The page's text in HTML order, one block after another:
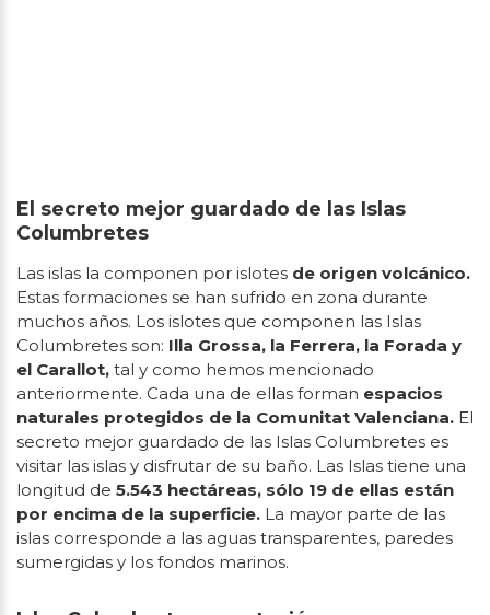
El secreto mejor guardado de las Islas
Columbretes
Las islas la componen por islotes de origen volcánico.
Estas formaciones se han sufrido en zona durante
muchos años. Los islotes que componen las Islas
Columbretes son: Illa Grossa, la Ferrera, la Forada y
el Carallot, tal y como hemos mencionado
anteriormente. Cada una de ellas forman espacios
naturales protegidos de la Comunitat Valenciana. El
secreto mejor guardado de las Islas Columbretes es
visitar las islas y disfrutar de su baño. Las Islas tiene una
longitud de 5.543 hectáreas, sólo 19 de ellas están
por encima de la superficie. La mayor parte de las
islas corresponde a las aguas transparentes, paredes
sumergidas y los fondos marinos.